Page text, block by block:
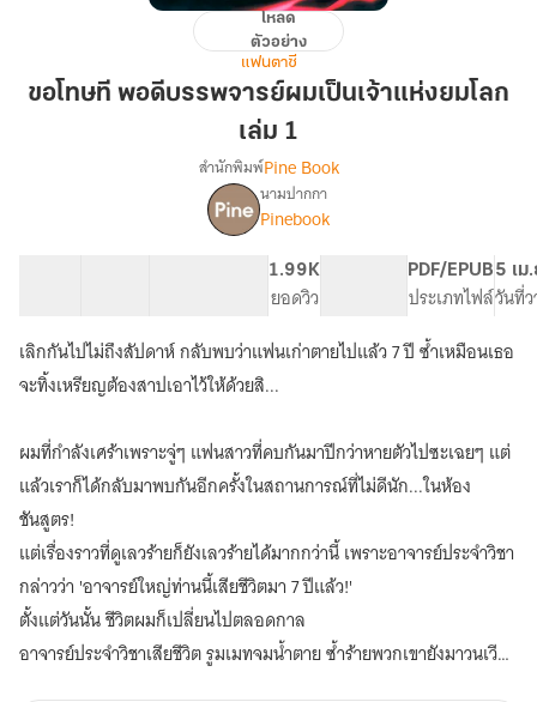
ขอโทษ
พอดี
เป็น
แห่ง
ยมโลก
เล่ม
1
โหลด
ตัวอย่าง
แฟนตาซี
ขอโทษที พอดีบรรพจารย์ผมเป็นเจ้าแห่งยมโลก
เล่ม 1
เรื่อง
ขอโทษ
ที
พอดี
บร
รพ
จาร
ย์
ผม
เจ้า
แห่ง
ยมโลก
แปล]
สำนักพิมพ์Pine Book
นามปากกา
Pinebook
1.99K
ยอดวิว
PDF/EPUB
ประเภทไฟล์
5 เม
วันที่
เลิกกันไปไม่ถึงสัปดาห์ กลับพบว่าแฟนเก่าตายไปแล้ว 7 ปี ซ้ำเหมือนเธอ
จะทิ้งเหรียญต้องสาปเอาไว้ให้ด้วยสิ...
ผมที่กำลังเศร้าเพราะจู่ๆ แฟนสาวที่คบกันมาปีกว่าหายตัวไปซะเฉยๆ แต่
แล้วเราก็ได้กลับมาพบกันอีกครั้งในสถานการณ์ที่ไม่ดีนัก...ในห้อง
ชันสูตร!
แต่เรื่องราวที่ดูเลวร้ายก็ยังเลวร้ายได้มากกว่านี้ เพราะอาจารย์ประจำวิชา
กล่าวว่า 'อาจารย์ใหญ่ท่านนี้เสียชีวิตมา 7 ปีแล้ว!'
ตั้งแต่วันนั้น ชีวิตผมก็เปลี่ยนไปตลอดกาล
อาจารย์ประจำวิชาเสียชีวิต รูมเมทจมน้ำตาย ซ้ำร้ายพวกเขายังมาวนเวียน